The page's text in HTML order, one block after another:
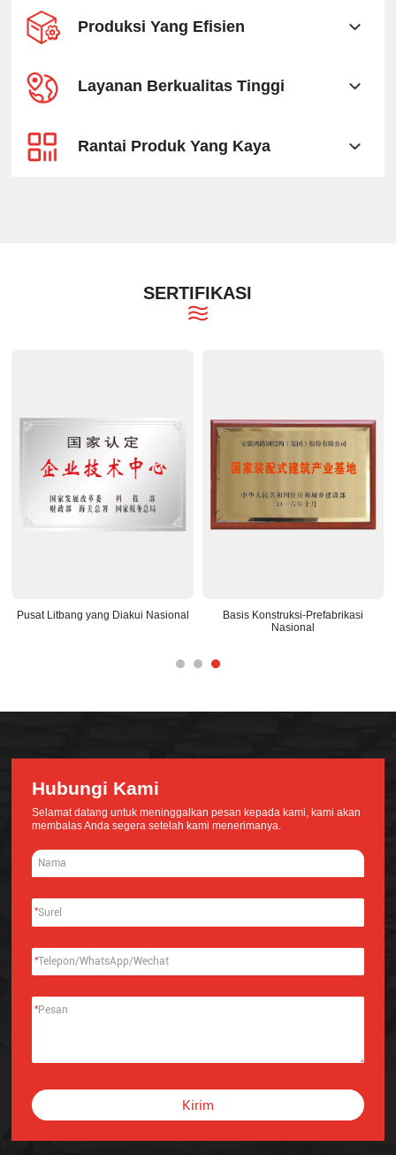
Produksi Yang Efisien
Layanan Berkualitas Tinggi
Rantai Produk Yang Kaya
SERTIFIKASI
Pusat Litbang yang Diakui Nasional
Basis Konstruksi-Prefabrikasi
Nasional
Hubungi Kami
Selamat datang untuk meninggalkan pesan kepada kami, kami akan
membalas Anda segera setelah kami menerimanya.
*
*
*
Kirim